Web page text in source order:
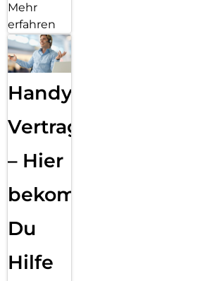
Mehr
erfahren
Handy
Vertragsabwicklung
– Hier
bekommst
Du
Hilfe